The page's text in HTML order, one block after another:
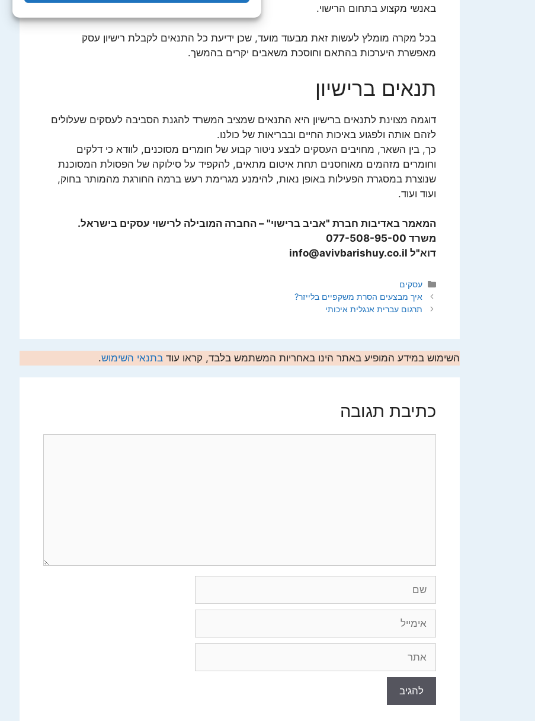
באנשי מקצוע בתחום הרישוי.
בכל מקרה מומלץ לעשות זאת מבעוד מועד, שכן ידיעת כל התנאים לקבלת רישיון עסק
מאפשרת היערכות בהתאם וחוסכת משאבים יקרים בהמשך.
תנאים ברישיון
דוגמה מצוינת לתנאים ברישיון היא התנאים שמציב המשרד להגנת הסביבה לעסקים שעלולים
לזהם אותה ולפגוע באיכות החיים ובבריאות של כולנו.
כך, בין השאר, מחויבים העסקים לבצע ניטור קבוע של חומרים מסוכנים, לוודא כי דלקים
וחומרים מזהמים מאוחסנים תחת איטום מתאים, להקפיד על סילוקה של הפסולת המסוכנת
שנוצרת במסגרת הפעילות באופן נאות, להימנע מגרימת רעש ברמה החורגת מהמותר בחוק,
ועוד ועוד.
המאמר באדיבות חברת "אביב ברישוי" – החברה המובילה לרישוי עסקים בישראל.
משרד 077-508-95-00
דוא"ל info@avivbarishuy.co.il
קטגוריות
עסקים
איך מבצעים הסרת משקפיים בלייזר?
תרגום עברית אנגלית איכותי
השימוש במידע המופיע באתר הינו באחריות המשתמש בלבד, קראו עוד בתנאי השימוש.
כתיבת תגובה